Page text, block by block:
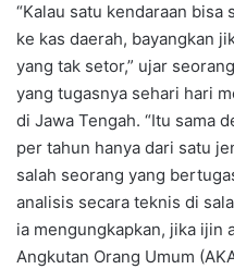
“Kalau satu kendaraan
ke kas daerah, bayangkan
yang tak setor,” ujar
yang tugasnya sehari hari
di Jawa Tengah. “Itu sama
per tahun hanya dari satu
salah seorang yang
analisis secara teknis di
ia mengungkapkan, jika ijin
Angkutan Orang Umum